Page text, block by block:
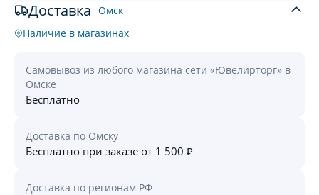
Доставка Омск
Наличие в магазинах
Самовывоз из любого магазина сети «Ювелирторг» в
Омске
Бесплатно
Доставка по Омску
Бесплатно при заказе от 1 500 ₽
Доставка по регионам РФ